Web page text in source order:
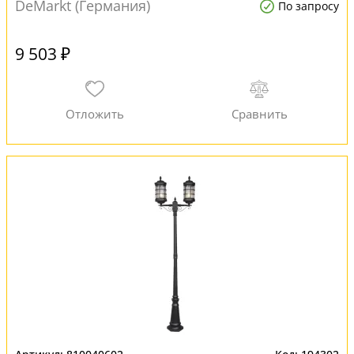
DeMarkt (Германия) По запросу
9 503 ₽